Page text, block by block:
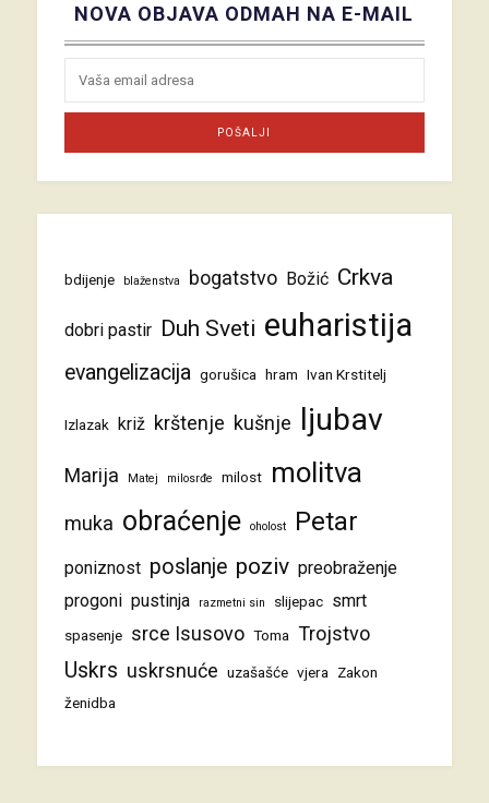
NOVA OBJAVA ODMAH NA E-MAIL
bdijenje blaženstva bogatstvo Božić Crkva
dobri pastir Duh Sveti euharistija
evangelizacija gorušica hram Ivan Krstitelj
Izlazak križ krštenje kušnje ljubav
Marija Matej milosrđe milost molitva
muka obraćenje oholost Petar
poniznost poslanje poziv preobraženje
progoni pustinja razmetni sin slijepac smrt
spasenje srce Isusovo Toma Trojstvo
Uskrs uskrsnuće uzašašće vjera
Zakon
ženidba